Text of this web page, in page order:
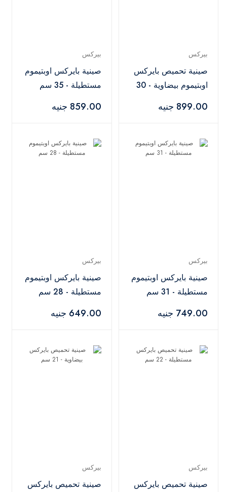
بيركس
صينية تحميص بايركس
اوبتيموم بيضاوية - 30
899.00 جنيه
بيركس
صينية بايركس اوبتيموم
مستطيلة - 35 سم
859.00 جنيه
بيركس
صينية بايركس اوبتيموم
مستطيلة - 31 سم
749.00 جنيه
بيركس
صينية بايركس اوبتيموم
مستطيلة - 28 سم
649.00 جنيه
بيركس
صينية تحميص بايركس
بيركس
صينية تحميص بايركس